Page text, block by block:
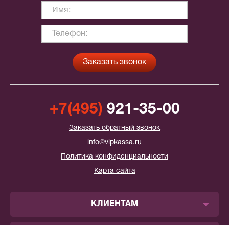
+7(495) 921-35-00
Заказать обратный звонок
info@vipkassa.ru
Политика конфиденциальности
Карта сайта
КЛИЕНТАМ